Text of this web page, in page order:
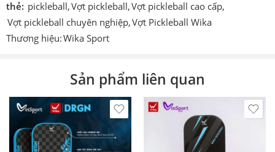
Kích
thước
tổng
420.5 x 183 mm
14 mm
Chu vi
tay
cầm
108 mm
Be the first to review!
Hiện vẫn chưa có đánh giá.
thẻ: pickleball ,Vợt pickleball ,Vợt pickleball cao cấp,
Vợt pickleball chuyên nghiệp,Vợt Pickleball Wika
Thương hiệu:Wika Sport
Sản phẩm liên quan